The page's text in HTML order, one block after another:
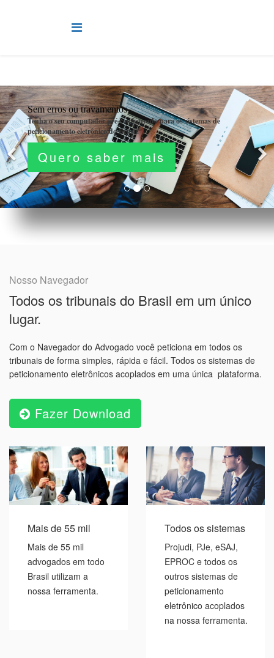
Sem erros ou travamentos
Tenha o seu computador pré-configurado para os sistemas de
peticionamento eletrônico do Brasil.
Quero saber mais
Nosso Navegador
Todos os tribunais do Brasil em um único
lugar.
Com o Navegador do Advogado você peticiona em todos os
tribunais de forma simples, rápida e fácil. Todos os sistemas de
peticionamento eletrônicos acoplados em uma única plataforma.
Fazer Download
Mais de 55 mil
Mais de 55 mil
advogados em todo
Brasil utilizam a
nossa ferramenta.
Todos os sistemas
Projudi, PJe, eSAJ,
EPROC e todos os
outros sistemas de
peticionamento
eletrônico acoplados
na nossa ferramenta.